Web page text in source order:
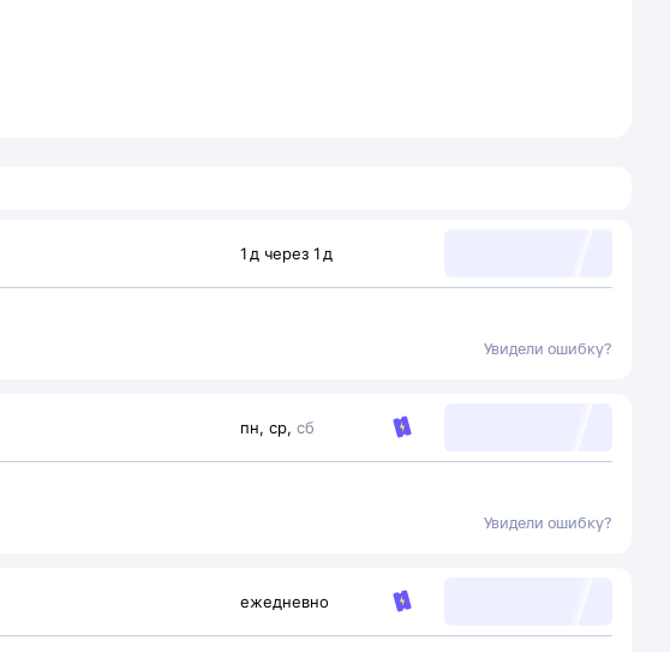
1 д через 1 д
Увидели ошибку?
пн, ср, сб
Увидели ошибку?
ежедневно